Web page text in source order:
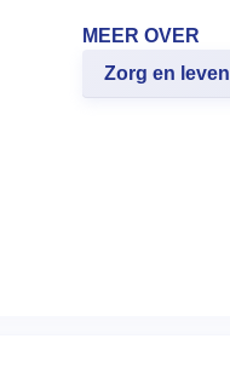
MEER OVER
Zorg en leven